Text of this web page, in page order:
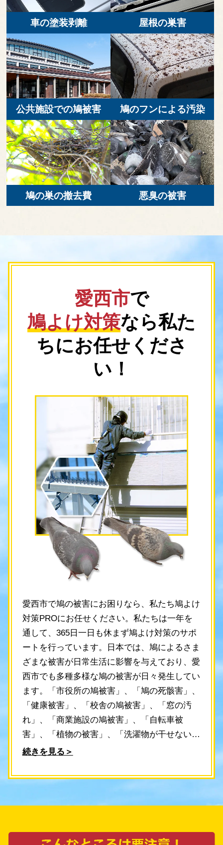
屋根の巣害
車の塗装剥離
鳩のフンによる汚染
公共施設での鳩被害
悪臭の被害
鳩の巣の撤去費
愛西市で
鳩よけ対策なら私た
ちにお任せくださ
い！
愛西市で鳩の被害にお困りなら、私たち鳩よけ
対策PROにお任せください。私たちは一年を
通して、365日一日も休まず鳩よけ対策のサポ
ートを行っています。日本では、鳩によるさま
ざまな被害が日常生活に影響を与えており、愛
西市でも多種多様な鳩の被害が日々発生してい
ます。「市役所の鳩被害」、「鳩の死骸害」、
「健康被害」、「校舎の鳩被害」、「窓の汚
れ」、「商業施設の鳩被害」、「自転車被
害」、「植物の被害」、「洗濯物が干せない」
など、鳩による問題は尽きません。そんな鳩よ
PROにご相談ください。迅速な対応で被害を
いをいたします。 また、お問い合わせいただ
い、最適な鳩よけ対策をご提案します。調査費
続きを見る＞